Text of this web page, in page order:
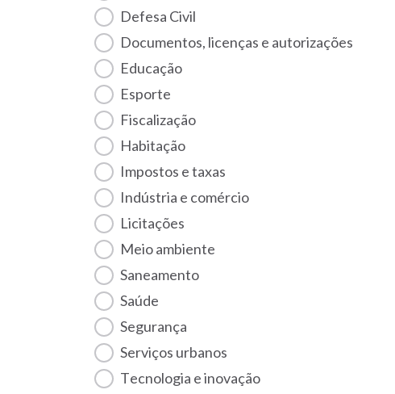
Defesa Civil
Documentos, licenças e autorizações
Educação
Esporte
Fiscalização
habitação
Impostos e taxas
Indústria e comércio
Licitações
Meio ambiente
Saneamento
Saúde
Segurança
Serviços urbanos
Tecnologia e inovação